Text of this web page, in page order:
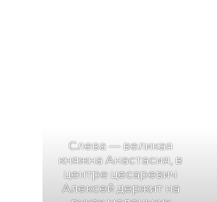
Слева — великая
княжна Анастасия, в
центре цесаревич
Алексей держит на